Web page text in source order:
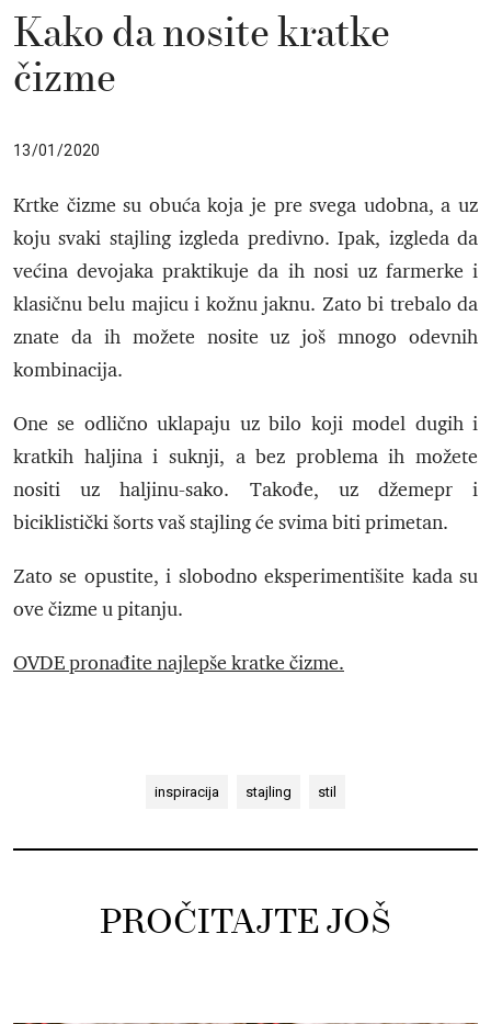
Kako da nosite kratke
čizme
13/01/2020
Krtke čizme su obuća koja je pre svega udobna, a uz
koju svaki stajling izgleda predivno. Ipak, izgleda da
većina devojaka praktikuje da ih nosi uz farmerke i
klasičnu belu majicu i kožnu jaknu. Zato bi trebalo da
znate da ih možete nosite uz još mnogo odevnih
kombinacija.
One se odlično uklapaju uz bilo koji model dugih i
kratkih haljina i suknji, a bez problema ih možete
nositi uz haljinu-sako. Takođe, uz džemepr i
biciklistički šorts vaš stajling će svima biti primetan.
Zato se opustite, i slobodno eksperimentišite kada su
ove čizme u pitanju.
OVDE pronađite najlepše kratke čizme.
inspiracija stajling stil
PROČITAJTE JOŠ